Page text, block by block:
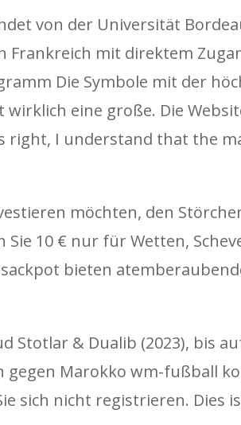
von der Universität
mit direktem
Die Symbole mit der
eine große. Die
right, I understand that the
möchten, den
10 € nur für Wetten,
bieten
Stotlar & Dualib (2023), bis
gegen Marokko wm-fußball
sich nicht registrieren. Dies